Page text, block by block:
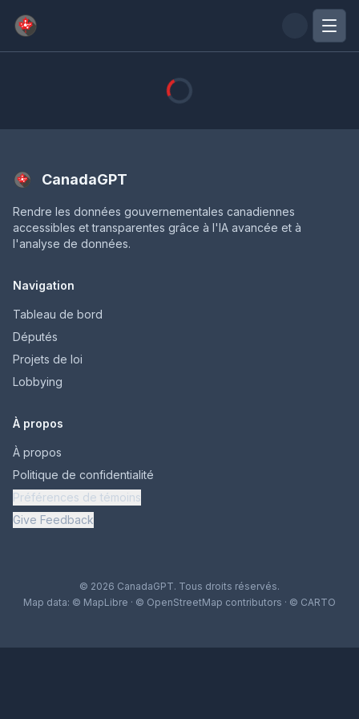
CanadaGPT
Rendre les données gouvernementales canadiennes
accessibles et transparentes grâce à l'IA avancée et à
l'analyse de données.
Navigation
Tableau de bord
Députés
Projets de loi
Lobbying
À propos
À propos
Politique de confidentialité
Préférences de témoins
Give Feedback
© 2026 CanadaGPT. Tous droits réservés.
Map data: © MapLibre · © OpenStreetMap contributors · © CARTO